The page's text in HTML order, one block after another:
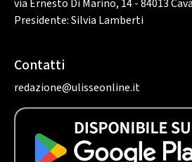
via Ernesto Di Marino, 14 - 84013
Presidente: Silvia Lamberti
Contatti
redazione@ulisseonline.it